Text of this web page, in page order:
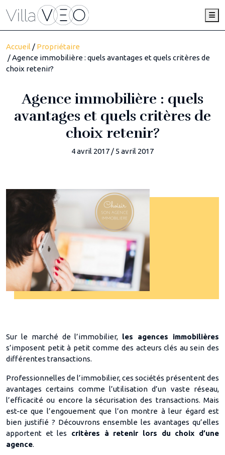
Accueil / Propriétaire
/ Agence immobilière : quels avantages et quels critères de
choix retenir?
Agence immobilière : quels
avantages et quels critères de
choix retenir?
4 avril 2017 / 5 avril 2017
Sur le marché de l’immobilier, les agences immobilières
s’imposent petit à petit comme des acteurs clés au sein des
différentes transactions.
Professionnelles de l’immobilier, ces sociétés présentent des
avantages certains comme l’utilisation d’un vaste réseau,
l’efficacité ou encore la sécurisation des transactions. Mais
est-ce que l’engouement que l’on montre à leur égard est
bien justifié ? Découvrons ensemble les avantages qu’elles
apportent et les critères à retenir lors du choix d’une
agence.